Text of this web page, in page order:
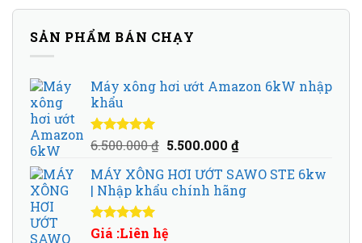
SẢN PHẨM BÁN CHẠY
Máy xông hơi ướt Amazon 6kW nhập
khẩu
Được xếp
5
sao
6.500.000₫ Giá
là:
6.500.000 ₫.
5.500.000 ₫Giá
tại
là:
MÁY XÔNG HƠI ƯỚT SAWO STE 6kw
| Nhập khẩu chính hãng
Được xếp
Giá :Liên hệ